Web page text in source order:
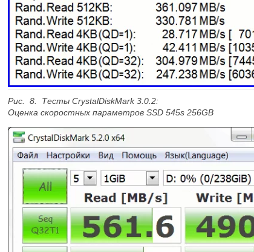
Рис. 8. Тесты CrystalDiskMark 3.0.2:
Оценка скоростных параметров SSD 545s 256GB